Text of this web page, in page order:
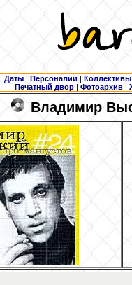
| Даты | Персоналии | Коллективы
Печатный двор | Фотоархив |
Владимир